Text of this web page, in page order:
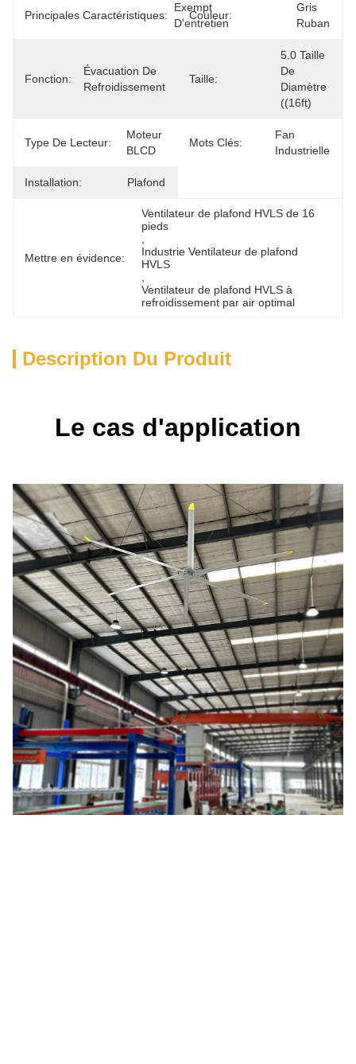
Principales Caractéristiques:
Exempt
D'entretien
Couleur:
Gris
Ruban
Fonction:
Évacuation De
Refroidissement
Taille:
5.0 Taille
De
Diamètre
((16ft)
Type De Lecteur:
Moteur
BLCD
Mots Clés:
Fan
Industrielle
Installation: Plafond
Mettre en évidence:
Ventilateur de plafond HVLS de 16
pieds
Industrie Ventilateur de plafond
HVLS
Ventilateur de plafond HVLS à
refroidissement par air optimal
Description Du Produit
Le cas d'application